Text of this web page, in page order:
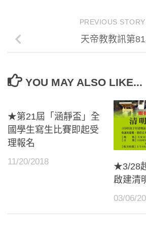
PREVIOUS STORY
天帝教教訊第
YOU MAY ALSO LIKE...
★第21屆「涵靜盃」全
國學生寫生比賽即起受
理報名
11/20/2018
★3/28
啟建清
03/06/